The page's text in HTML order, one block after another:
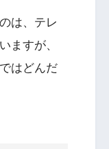
は、テレ
ますが、
はどんだ